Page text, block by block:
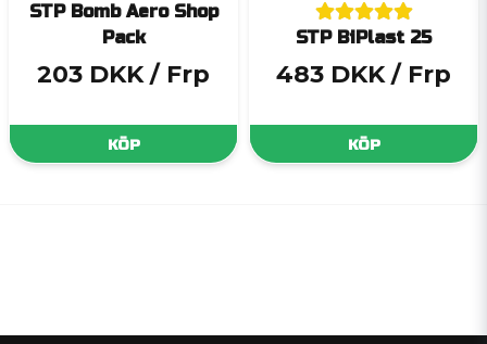
STP Bomb Aero Shop
Pack
203 DKK / Frp
KÖP
STP BiPlast 25
483 DKK / Frp
KÖP